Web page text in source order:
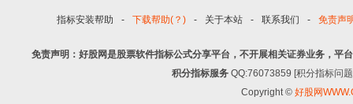
指标安装帮助 - 下载帮助(？) - 关于本站 - 联系我们 - 免责声
免责声明：好股网是股票软件指标公式分享平台，不开展相关证券业务，平
积分指标服务 QQ:76073859 [积分指标问
Copyright © 好股网